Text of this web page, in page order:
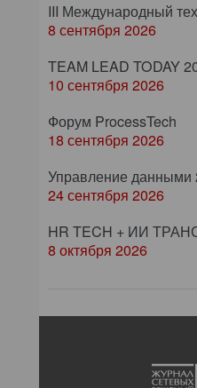
III Международный
8 сентября 2026
TEAM LEAD TODAY
10 сентября 2026
Форум ProcessTech
18 сентября 2026
Управление данными
24 сентября 2026
HR TECH + ИИ
8 октября 2026